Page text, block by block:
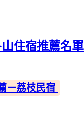
山住宿推薦名單
－荔枝民宿